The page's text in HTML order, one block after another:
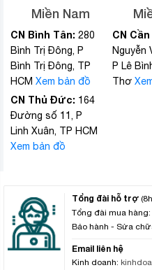
Miền Nam
CN Bình Tân: 280
Bình Trị Đông, P
Bình Trị Đông, TP
HCM Xem bản đồ
CN Thủ Đức: 164
Đường số 11, P
Linh Xuân, TP HCM
Xem bản đồ
CN
Nguyễn
P Lê
Thơ
Tổng đài hỗ trợ
Tổng đài mua hàng:
Bảo hành - Sửa
Email liên hệ
Kinh doanh: